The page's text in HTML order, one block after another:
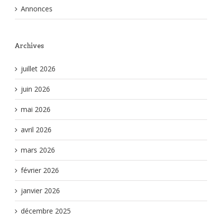
Annonces
Archives
juillet 2026
juin 2026
mai 2026
avril 2026
mars 2026
février 2026
janvier 2026
décembre 2025